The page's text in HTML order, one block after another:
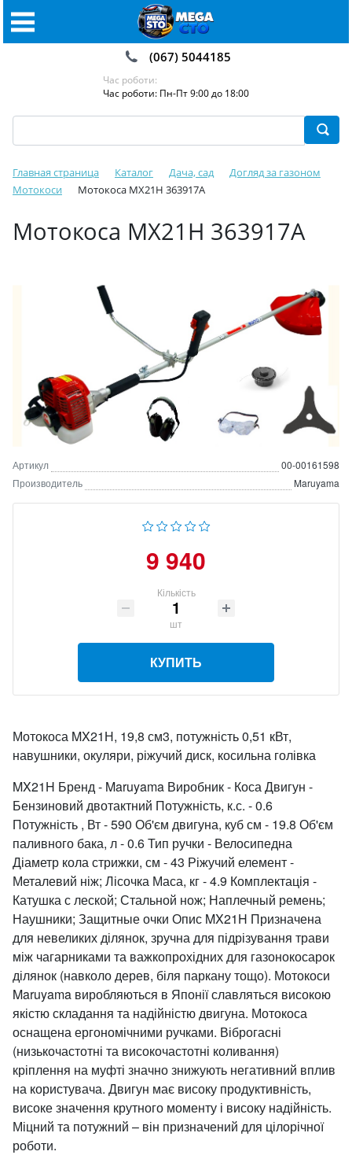
(067) 5044185
Час роботи:
Час роботи: Пн-Пт 9:00 до 18:00
Главная страница Каталог Дача, сад
Догляд за газоном
Мотокоси
Мотокоса MX21H 363917A
Мотокоса MX21H 363917A
Артикул
00-00161598
Производитель
Maruyama
9 940
Кількість
шт
КУПИТЬ
Мотокоса MX21Н, 19,8 см3, потужність 0,51 кВт,
навушники, окуляри, ріжучий диск, косильна голівка
MX21H Бренд - Maruyama Виробник - Коса Двигун -
Бензиновий двотактний Потужність, к.с. - 0.6
Потужність , Вт - 590 Об'єм двигуна, куб см - 19.8 Об'єм
паливного бака, л - 0.6 Тип ручки - Велосипедна
Діаметр кола стрижки, см - 43 Ріжучий елемент -
Металевий ніж; Лісочка Маса, кг - 4.9 Комплектація -
Катушка с леской; Стальной нож; Наплечный ремень;
Наушники; Защитные очки Опис MX21H Призначена
для невеликих ділянок, зручна для підрізування трави
між чагарниками та важкопрохідних для газонокосарок
ділянок (навколо дерев, біля паркану тощо). Мотокоси
Maruyama виробляються в Японії славляться високою
якістю складання та надійністю двигуна. Мотокоса
оснащена ергономічними ручками. Віброгасні
(низькочастотні та високочастотні коливання)
кріплення на муфті значно знижують негативний вплив
на користувача. Двигун має високу продуктивність,
високе значення крутного моменту і високу надійність.
Міцний та потужний – він призначений для цілорічної
роботи.